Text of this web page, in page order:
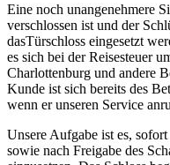
Eine noch unangenehmere
verschlossen ist und der
dasTürschloss eingesetzt
es sich bei der Reisesteuer
Charlottenburg und andere
Kunde ist sich bereits des
wenn er unseren Service
Unsere Aufgabe ist es,
sowie nach Freigabe des